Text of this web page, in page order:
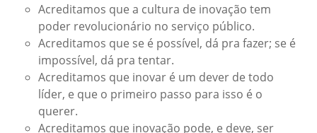
Acreditamos que a cultura de inovação tem
poder revolucionário no serviço público.
Acreditamos que se é possível, dá pra fazer; se é
impossível, dá pra tentar.
Acreditamos que inovar é um dever de todo
líder, e que o primeiro passo para isso é o
querer.
Acreditamos que inovação pode, e deve, ser